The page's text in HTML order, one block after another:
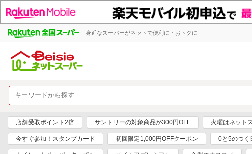
身近なスーパーがネットで便利に・おトクに
店舗受取ポイント2倍 サントリーの対象商品が300円OFF 火曜はネット
今すぐ参加！スタンプカード 初回限定1,000円OFFクーポン 0と5のつく